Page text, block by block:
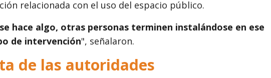
relacionada con el uso del espacio público.
hace algo, otras personas terminen instalándose en ese
de intervención", señalaron.
de las autoridades